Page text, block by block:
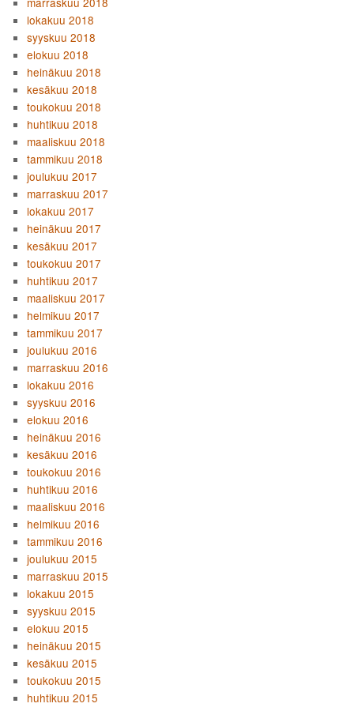
lokakuu 2018
syyskuu 2018
elokuu 2018
heinäkuu 2018
kesäkuu 2018
toukokuu 2018
huhtikuu 2018
maaliskuu 2018
tammikuu 2018
joulukuu 2017
marraskuu 2017
lokakuu 2017
heinäkuu 2017
kesäkuu 2017
toukokuu 2017
huhtikuu 2017
maaliskuu 2017
helmikuu 2017
tammikuu 2017
joulukuu 2016
marraskuu 2016
lokakuu 2016
syyskuu 2016
elokuu 2016
heinäkuu 2016
kesäkuu 2016
toukokuu 2016
huhtikuu 2016
maaliskuu 2016
helmikuu 2016
tammikuu 2016
joulukuu 2015
marraskuu 2015
lokakuu 2015
syyskuu 2015
elokuu 2015
heinäkuu 2015
kesäkuu 2015
toukokuu 2015
huhtikuu 2015